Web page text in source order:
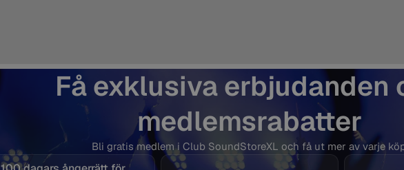
Få exklusiva erbjudanden
medlemsrabatter
Bli gratis medlem i Club SoundStoreXL och få ut mer av varje